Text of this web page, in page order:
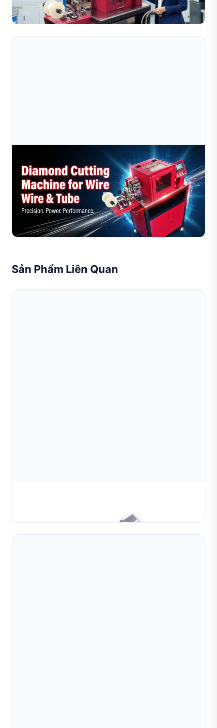
trang sức đang tìm kiếm thiết bị xử lý dây và ống chính...
Đọc toàn bộ bài viết
Máy Cắt Dây Kim Cương So Với Cắt Thủ Công:
Phương Pháp Nào Tốt Hơn Cho Người Chế
So sánh máy cắt dây kim cương với phương pháp cắt thủ
công dành cho người chế tác trang sức. Tìm hiểu xem
phương pháp nào mang lại độ chính xác cao hơn, hiệu
qu...
Đọc toàn bộ bài viết
Sản Phẩm Liên Quan